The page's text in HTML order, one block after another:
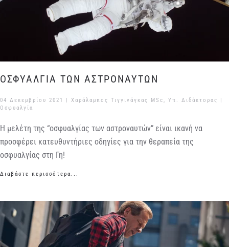
ΟΣΦΥΑΛΓΙΑ ΤΩΝ ΑΣΤΡΟΝΑΥΤΩΝ
04 Δεκεμβρίου 2021
| Χαράλαμπος Τιγγινάγκας MSc, Υπ. Διδάκτορας |
Οσφυαλγία
Η μελέτη της “οσφυαλγίας των αστροναυτών” είναι ικανή να
προσφέρει κατευθυντήριες οδηγίες για την θεραπεία της
οσφυαλγίας στη Γη!
Διαβάστε περισσότερα...